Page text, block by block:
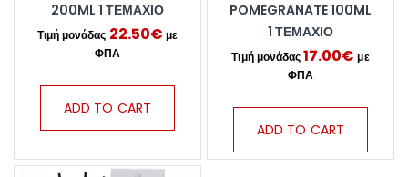
200ML 1 ΤΕΜΆΧΙΟ
22.50€
ADD TO CART
POMEGRANATE 100ML
1 ΤΕΜΆΧΙΟ
17.00€
ADD TO CART